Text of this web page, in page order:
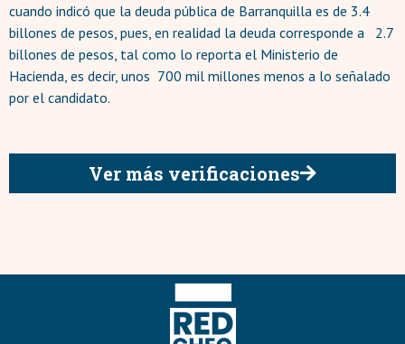
cuando indicó que la deuda pública de Barranquilla es de 3.4
billones de pesos, pues, en realidad la deuda corresponde a 2.7
billones de pesos, tal como lo reporta el Ministerio de
Hacienda, es decir, unos 700 mil millones menos a lo señalado
por el candidato.
Ver más verificaciones